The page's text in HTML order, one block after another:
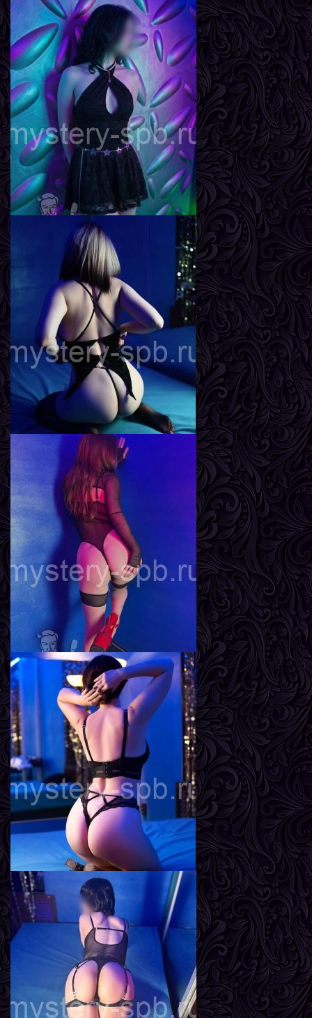
Вика
Возраст 26
Рост
162 см
Вес
57 кг
Грудь
3-й
20
167 см
56 кг
Грудь
2-й
Яна
Возраст
23
Рост
170 см
Вес
58 кг
Грудь
3-й
Инга
Возраст
Рост
161 см
Вес
55 кг
Грудь
3-й
Адель
165 см
58 кг
3-й